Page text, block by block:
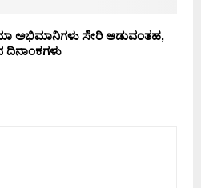
ಅಭಿಮಾನಿಗಳು ಸೇರಿ ಆಡುವಂತಹ,
ದಿನಾಂಕಗಳು